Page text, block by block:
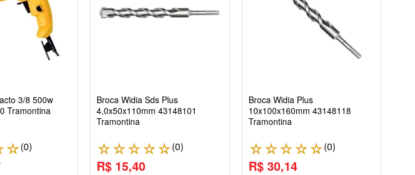
3/8 500w
Tramontina
☆(0)
Broca Widia Sds Plus
4,0x50x110mm 43148101
Tramontina
☆☆☆☆☆(0)
R$ 15,40
Broca Widia Plus
10x100x160mm 43148118
Tramontina
☆☆☆☆☆(0)
R$ 30,14